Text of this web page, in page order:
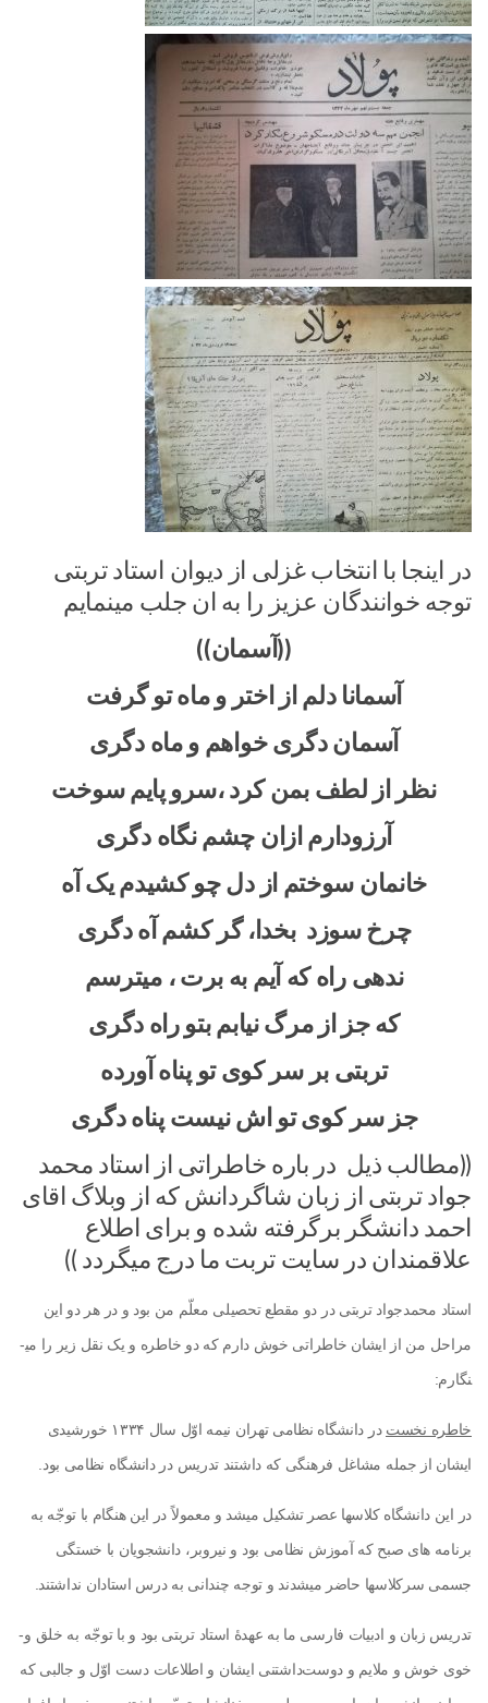
در اینجا با انتخاب غزلی از دیوان استاد تربتی
توجه خوانندگان عزیز را به ان جلب مینمایم
((آسمان))
آسمانا دلم از اختر و ماه تو گرفت
آسمان دگری خواهم و ماه دگری
نظر از لطف بمن کرد ،سرو پایم سوخت
آرزودارم ازان چشم نگاه دگری
خانمان سوختم از دل چو کشیدم یک آه
چرخ سوزد بخدا، گر کشم آه دگری
ندهی راه که آیم به برت ، میترسم
که جز از مرگ نیابم بتو راه دگری
تربتی بر سر کوی تو پناه آورده
جز سر کوی تو اش نیست پناه دگری
((مطالب ذیل در باره خاطراتی از استاد محمد
جواد تربتی از زبان شاگردانش که از وبلاگ اقای
احمد دانشگر برگرفته شده و برای اطلاع
علاقمندان در سایت تربت ما درج میگردد ))
استاد محمدجواد تربتی در دو مقطع تحصیلی معلّم من بود و در هر دو این
مراحل من از ایشان خاطراتی خوش دارم که دو خاطره و یک نقل زیر را می­
نگارم:
خاطره نخست
در دانشگاه نظامی تهران نیمه اوّل سال ۱۳۳۴ خورشیدی
ایشان از جمله مشاغل فرهنگی که داشتند تدریس در دانشگاه نظامی بود.
در این دانشگاه کلاس­ها عصر تشکیل می­شد و معمولاً در این هنگام با توجّه به
برنامه ­های صبح که آموزش نظامی بود و نیروبر، دانشجویان با خستگی
جسمی سرکلاس­ها حاضر می­شدند و توجه چندانی به درس استادان نداشتند.
تدریس زبان و ادبیات فارسی ما به عهدۀ استاد تربتی بود و با توجّه به خلق ­و­
خوی خوش و ملایم و دوست‌داشتنی ایشان و اطلاعات دست اوّل و جالبی که